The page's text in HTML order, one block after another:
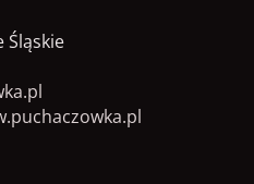
Śląskie